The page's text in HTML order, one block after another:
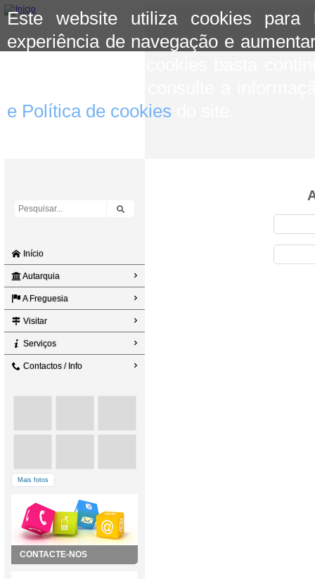
Este website utiliza cookies para
experiência de navegação e
e Política de cookies
Início
Autarquia
A Freguesia
Visitar
Serviços
Contactos / Info
Mais fotos
CONTACTE-NOS